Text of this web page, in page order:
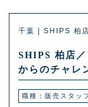
千葉 | SHIPS 柏
SHIPS 柏店
からのチャレ
職種：販売スタッ